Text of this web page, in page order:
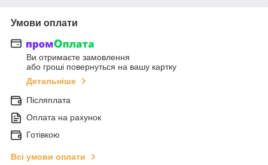
Умови оплати
Ви отримаєте замовлення
або гроші повернуться на вашу картку
Детальніше
Післяплата
Оплата на рахунок
Готівкою
Всі умови оплати